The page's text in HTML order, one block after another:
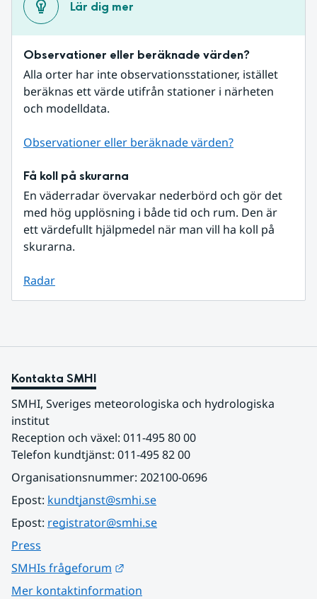
Lär dig mer
Observationer eller beräknade värden?
Alla orter har inte observationsstationer, istället
beräknas ett värde utifrån stationer i närheten
och modelldata.
Observationer eller beräknade värden?
Få koll på skurarna
En väderradar övervakar nederbörd och gör det
med hög upplösning i både tid och rum. Den är
ett värdefullt hjälpmedel när man vill ha koll på
skurarna.
Radar
Kontakta SMHI
SMHI, Sveriges meteorologiska och hydrologiska
institut
Reception och växel: 011-495 80 00
Telefon kundtjänst: 011-495 82 00
Organisationsnummer: 202100-0696
Epost: kundtjanst@smhi.se
Epost: registrator@smhi.se
Press
SMHIs frågeforum
Mer kontaktinformation